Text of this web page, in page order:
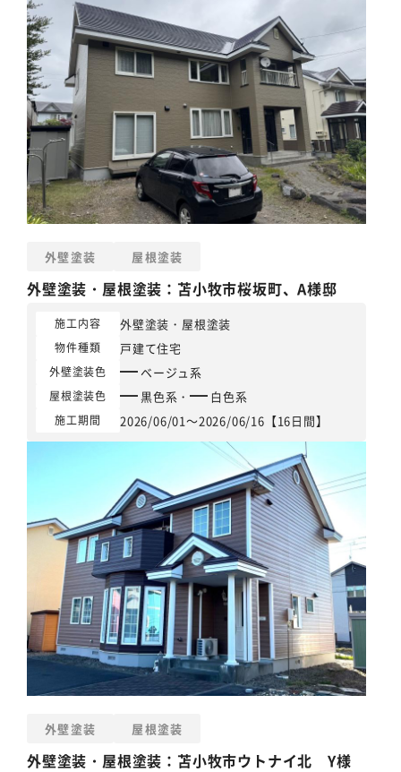
外壁塗装 屋根塗装
外壁塗装 ・ 屋根塗装 ：苫小牧市桜坂町、A様邸
施工内容 外壁塗装 ・ 屋根塗装
物件種類 戸建て住宅
外壁塗装色 ベージュ系
屋根塗装色 黒色系 ・ 白色系
施工期間 2026/06/01～2026/06/16【16日間】
外壁塗装 屋根塗装
外壁塗装 ・ 屋根塗装 ：苫小牧市ウトナイ北 Y様